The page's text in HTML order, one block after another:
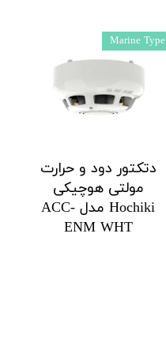
دتکتور دود و حرارت
مولتی هوچیکی
Hochiki مدل ACC-
ENM WHT
Marine Type